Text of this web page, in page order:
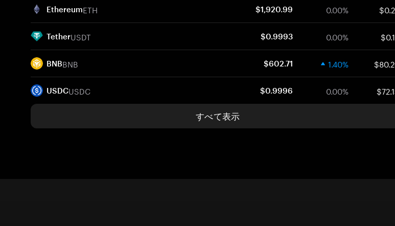
EthereumETH $1,920.99 0.00%
TetherUSDT $0.9993 0.00%
BNBBNB $602.71 1.40%
USDCUSDC $0.9996 0.00%
すべて表示